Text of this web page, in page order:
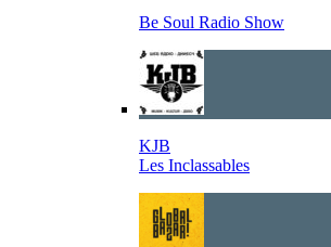
Be Soul Radio Show
KJB
Les Inclassables